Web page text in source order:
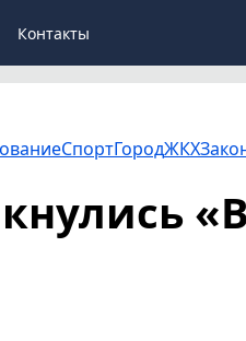
Контакты
СпортГородЖКХ